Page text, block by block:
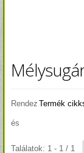
Rendez
és
Termék
Találatok: 1 - 1 / 1